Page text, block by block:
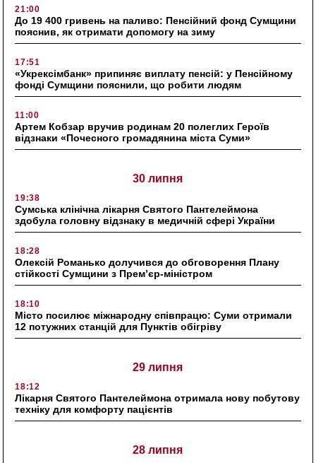
21:00
До 19 400 гривень на паливо: Пенсійний фонд Сумщини
пояснив, як отримати допомогу на зиму
17:51
«Укрексімбанк» припиняє виплату пенсій: у Пенсійному
фонді Сумщини пояснили, що робити людям
11:00
Артем Кобзар вручив родинам 20 полеглих Героїв
відзнаки «Почесного громадянина міста Суми»
30 липня
19:38
Сумська клінічна лікарня Святого Пантелеймона
здобула головну відзнаку в медичній сфері України
18:28
Олексій Романько долучився до обговорення Плану
стійкості Сумщини з Прем’єр-міністром
18:10
Місто посилює міжнародну співпрацю: Суми отримали
12 потужних станцій для Пунктів обігріву
29 липня
18:12
Лікарня Святого Пантелеймона отримала нову побутову
техніку для комфорту пацієнтів
28 липня